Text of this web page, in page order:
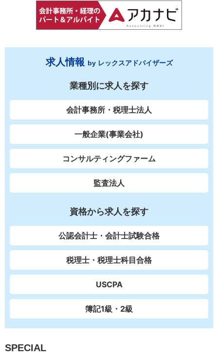
求人情報 by レックスアドバイザーズ
業種別に求人を探す
会計事務所・税理士法人
一般企業(事業会社)
コンサルティングファーム
監査法人
資格から求人を探す
公認会計士・会計士試験合格
税理士・税理士科目合格
USCPA
簿記1級・2級
SPECIAL